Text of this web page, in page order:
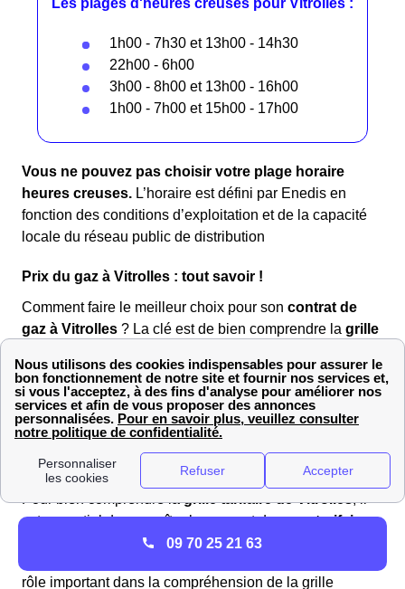
Les plages d'heures creuses pour Vitrolles :
1h00 - 7h30 et 13h00 - 14h30
22h00 - 6h00
3h00 - 8h00 et 13h00 - 16h00
1h00 - 7h00 et 15h00 - 17h00
Vous ne pouvez pas choisir votre plage horaire
heures creuses. L’horaire est défini par Enedis en
fonction des conditions d’exploitation et de la capacité
locale du réseau public de distribution
Prix du gaz à Vitrolles : tout savoir !
Comment faire le meilleur choix pour son contrat de
gaz à Vitrolles ? La clé est de bien comprendre la grille
région Provence-Alpes-Cote D'Azur, lecoût de
l’abonnement, et lesclasses de consommation. En
tenant compte de ces facteurs, vous pourrez
sélectionner lecontrat de gazqui répond le mieux à
vos besoins.
Pour bien comprendre lagrille tarifaire de Vitrolles, il
est essentiel de connaître le concept dezone tarifaire.
rôle important dans la compréhension de la grille
09 70 25 21 63